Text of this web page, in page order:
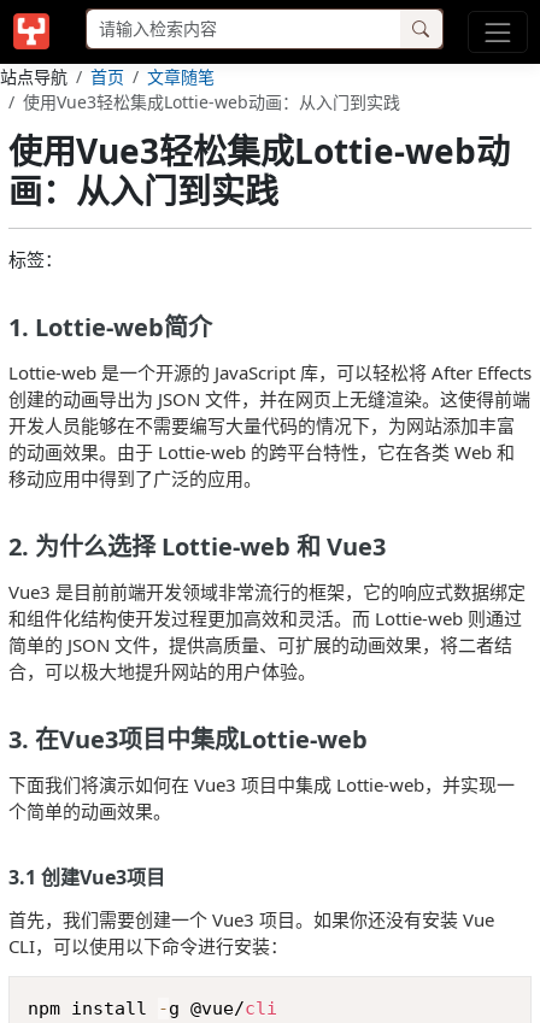
站点导航 首页
文章随笔
使用Vue3轻松集成Lottie-web动画：从入门到实践
使用Vue3轻松集成Lottie-web动
画：从入门到实践
标签：
1. Lottie-web简介
Lottie-web 是一个开源的 JavaScript 库，可以轻松将 After Effects
创建的动画导出为 JSON 文件，并在网页上无缝渲染。这使得前端
开发人员能够在不需要编写大量代码的情况下，为网站添加丰富
的动画效果。由于 Lottie-web 的跨平台特性，它在各类 Web 和
移动应用中得到了广泛的应用。
2. 为什么选择 Lottie-web 和 Vue3
Vue3 是目前前端开发领域非常流行的框架，它的响应式数据绑定
和组件化结构使开发过程更加高效和灵活。而 Lottie-web 则通过
简单的 JSON 文件，提供高质量、可扩展的动画效果，将二者结
合，可以极大地提升网站的用户体验。
3. 在Vue3项目中集成Lottie-web
下面我们将演示如何在 Vue3 项目中集成 Lottie-web，并实现一
个简单的动画效果。
3.1 创建Vue3项目
首先，我们需要创建一个 Vue3 项目。如果你还没有安装 Vue
CLI，可以使用以下命令进行安装：
npm install -g @vue/cli